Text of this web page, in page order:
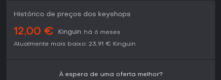
Histórico de preços dos keyshops
12,00 € Kinguin
há 6 meses
Atualmente mais baixo: 23,91 € Kinguin
À espera de uma oferta melhor?